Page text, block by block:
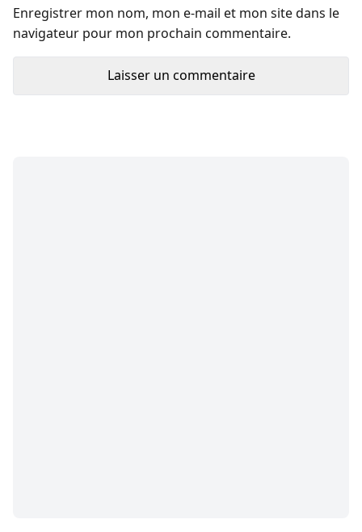
Enregistrer mon nom, mon e-mail et mon site dans le
navigateur pour mon prochain commentaire.